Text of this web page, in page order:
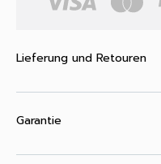
Lieferung und Retouren
Garantie